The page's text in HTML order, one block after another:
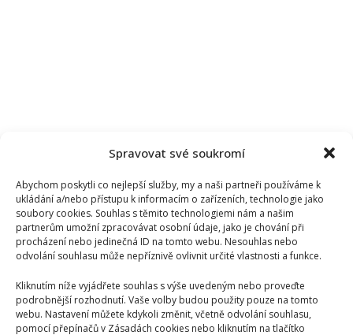
Spravovat své soukromí
Abychom poskytli co nejlepší služby, my a naši partneři používáme k
ukládání a/nebo přístupu k informacím o zařízeních, technologie jako
soubory cookies. Souhlas s těmito technologiemi nám a našim
partnerům umožní zpracovávat osobní údaje, jako je chování při
procházení nebo jedinečná ID na tomto webu. Nesouhlas nebo
odvolání souhlasu může nepříznivě ovlivnit určité vlastnosti a funkce.
Kliknutím níže vyjádřete souhlas s výše uvedeným nebo proveďte
podrobnější rozhodnutí. Vaše volby budou použity pouze na tomto
webu. Nastavení můžete kdykoli změnit, včetně odvolání souhlasu,
pomocí přepínačů v Zásadách cookies nebo kliknutím na tlačítko